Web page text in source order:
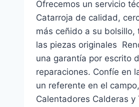
Ofrecemos un servicio
Catarroja de calidad,
más ceñido a su bolsillo,
las piezas originales
una garantía por escrito
reparaciones. Confíe en
un referente en el
Calentadores Calderas y